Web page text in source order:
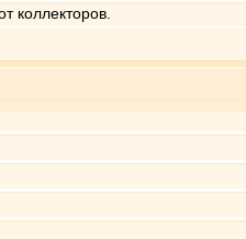
коллекторов.